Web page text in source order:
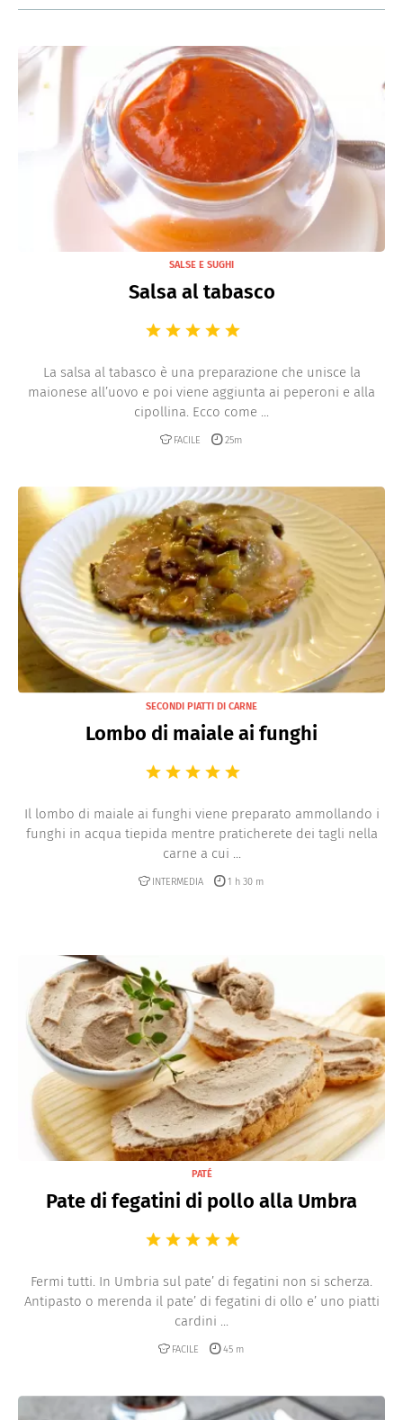
SALSE E SUGHI
Salsa al tabasco
La salsa al tabasco è una preparazione che unisce la
maionese all’uovo e poi viene aggiunta ai peperoni e alla
cipollina. Ecco come ...
FACILE 25m
SECONDI PIATTI DI CARNE
Lombo di maiale ai funghi
Il lombo di maiale ai funghi viene preparato ammollando i
funghi in acqua tiepida mentre praticherete dei tagli nella
carne a cui ...
INTERMEDIA 1 h 30 m
PATÉ
Pate di fegatini di pollo alla Umbra
Fermi tutti. In Umbria sul pate’ di fegatini non si scherza.
Antipasto o merenda il pate’ di fegatini di ollo e’ uno piatti
cardini ...
FACILE 45 m